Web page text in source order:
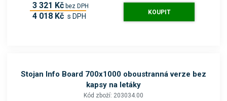
3 321 Kč bez DPH
4 018 Kč s DPH KOUPIT
Stojan Info Board 700x1000 oboustranná verze bez
kapsy na letáky
Kód zboží: 203034.00